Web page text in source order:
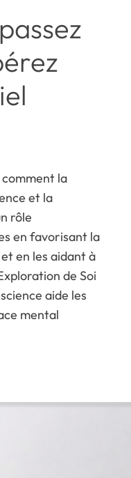
la
et la
rôle
en favorisant la
en les aidant à
de Soi
aide les
mental